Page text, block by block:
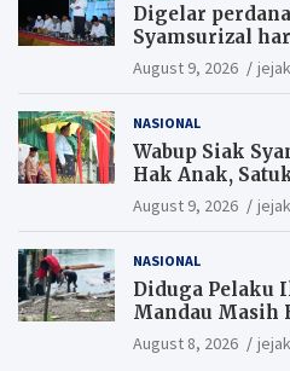
Digelar
Syamsurizal
bisa
ditengah-
August 9, 2026
NASIONAL
Wabup Siak
Hak Anak,
Tantangan
August 9, 2026
NASIONAL
Diduga Pelaku
Mandau Masih
Masyarakat
Hukum Segera
August 8, 2026